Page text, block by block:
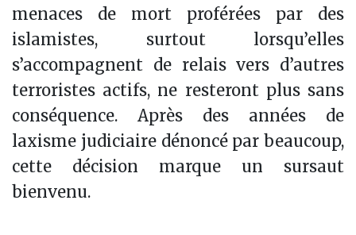
menaces de mort proférées par des
islamistes, surtout lorsqu’elles
s’accompagnent de relais vers d’autres
terroristes actifs, ne resteront plus sans
conséquence. Après des années de
laxisme judiciaire dénoncé par beaucoup,
cette décision marque un sursaut
bienvenu.